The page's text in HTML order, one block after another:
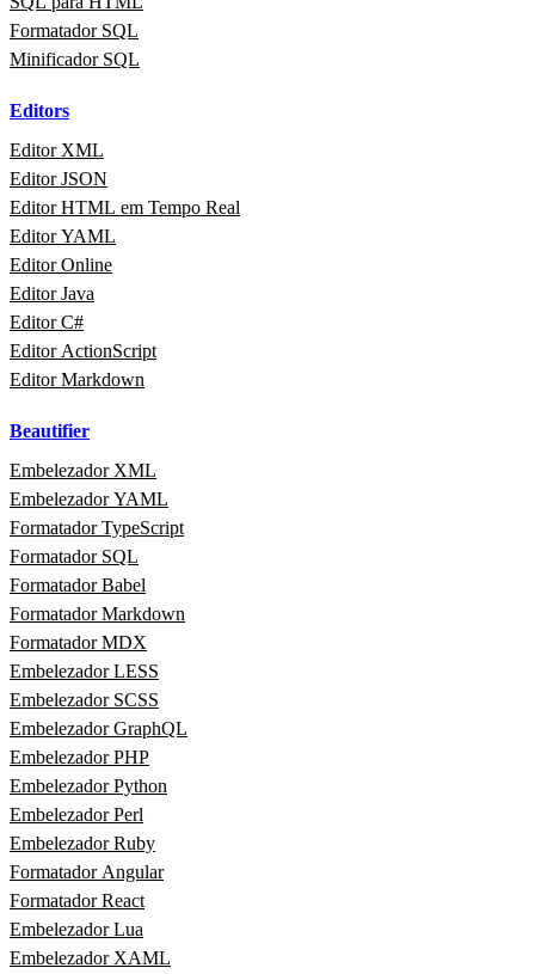
Formatador SQL
Minificador SQL
Editors
Editor XML
Editor JSON
Editor HTML em Tempo Real
Editor YAML
Editor Online
Editor Java
Editor C#
Editor ActionScript
Editor Markdown
Beautifier
Embelezador XML
Embelezador YAML
Formatador TypeScript
Formatador SQL
Formatador Babel
Formatador Markdown
Formatador MDX
Embelezador LESS
Embelezador SCSS
Embelezador GraphQL
Embelezador PHP
Embelezador Python
Embelezador Perl
Embelezador Ruby
Formatador Angular
Formatador React
Embelezador Lua
Embelezador XAML